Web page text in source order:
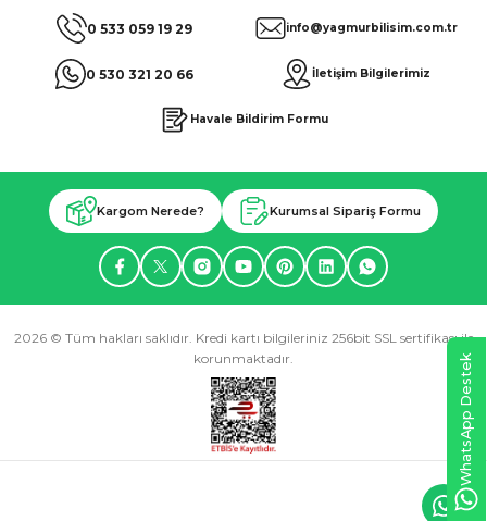
0 533 059 19 29
0 530 321 20 66
info@yagmurbilisim.com.tr
İletişim Bilgilerimiz
Havale Bildirim Formu
Kargom Nerede? Kurumsal Sipariş Formu
2026 © Tüm hakları saklıdır. Kredi kartı bilgileriniz 256bit SSL sertifikası ile
korunmaktadır.
WhatsApp Destek